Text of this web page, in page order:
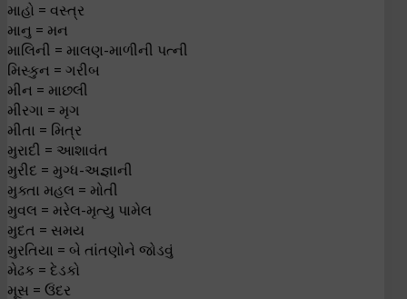
માહો = વસ્ત્ર
માનુ = મન
માલિની = માલણ-માળીની પત્ની
મિસ્કુન = ગરીબ
મીન = માછલી
મીરગા = મૃગ
મીતા = મિત્ર
મુરાદી = આશાવંત
મુરીદ = મુગ્ધ-અજ્ઞાની
મુક્તા મહલ = મોતી
મુવલ = મરેલ-મૃત્યુ પામેલ
મુદત = સમય
મુરતિયા = બે તાંતણોને જોડવું
મેઢક = દેડકો
મૂસ = ઉંદર